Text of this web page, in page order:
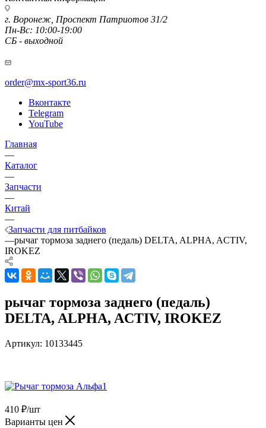
г. Воронеж, Проспект Патриотов 31/2
Пн-Вс: 10:00-19:00
СБ - выходной
order@mx-sport36.ru
Вконтакте
Telegram
YouTube
Главная
—
Каталог
—
Запчасти
—
Китай
—
Запчасти для питбайков
—рычаг тормоза заднего (педаль) DELTA, ALPHA, ACTIV,
IROKEZ
рычаг тормоза заднего (педаль)
DELTA, ALPHA, ACTIV, IROKEZ
Артикул: 10133445
410 ₽/шт
Варианты цен